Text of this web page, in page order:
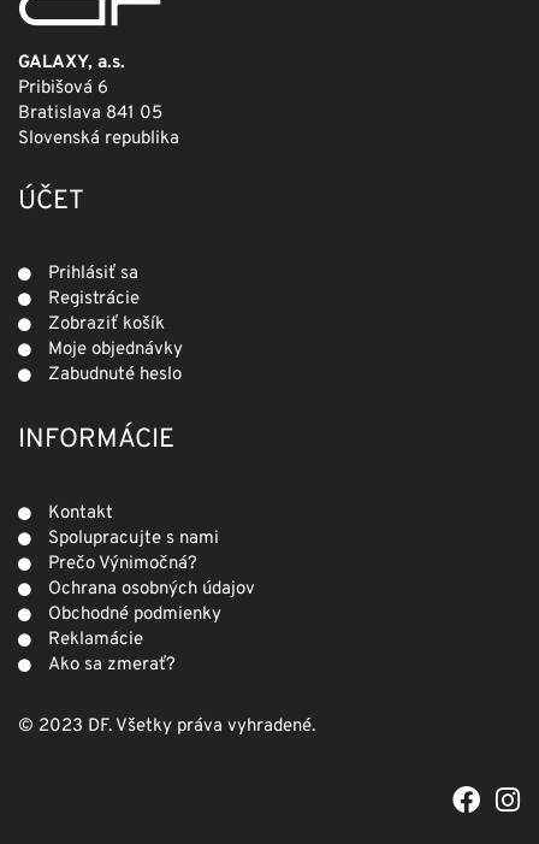
GALAXY, a.s.
Pribišová 6
Bratislava 841 05
Slovenská republika
ÚČET
Prihlásiť sa
Registrácie
Zobraziť košík
Moje objednávky
Zabudnuté heslo
INFORMÁCIE
Kontakt
Spolupracujte s nami
Prečo Výnimočná?
Ochrana osobných údajov
Obchodné podmienky
Reklamácie
Ako sa zmerať?
© 2023 DF. Všetky práva vyhradené.
F
a
I
n